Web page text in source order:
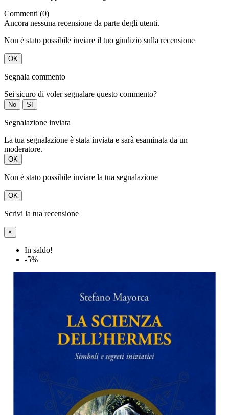
Commenti (0)
Ancora nessuna recensione da parte degli utenti.
Non è stato possibile inviare il tuo giudizio sulla recensione
OK
Segnala commento
Sei sicuro di voler segnalare questo commento?
No Sì
Segnalazione inviata
La tua segnalazione è stata inviata e sarà esaminata da un
moderatore.
OK
Non è stato possibile inviare la tua segnalazione
OK
Scrivi la tua recensione
×
In saldo!
-5%